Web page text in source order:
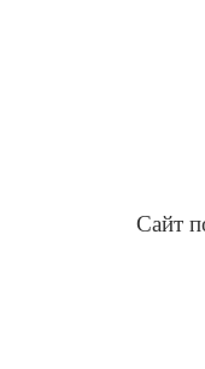
Сайт